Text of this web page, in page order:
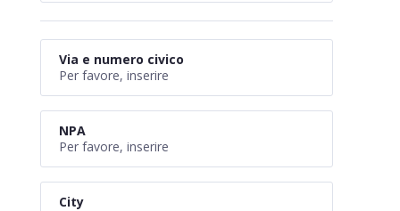
Via e numero civico
NPA
City